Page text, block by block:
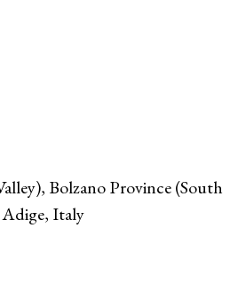
Bolzano Province (South
Italy